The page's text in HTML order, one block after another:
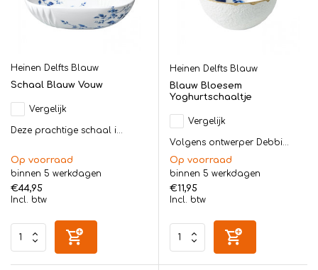
Heinen Delfts Blauw
Schaal Blauw Vouw
Vergelijk
Deze prachtige schaal i...
Op voorraad
binnen 5 werkdagen
€44,95
Incl. btw
Heinen Delfts Blauw
Blauw Bloesem
Yoghurtschaaltje
Vergelijk
Volgens ontwerper Debbi...
Op voorraad
binnen 5 werkdagen
€11,95
Incl. btw